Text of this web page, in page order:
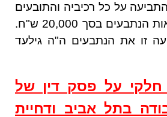
התביעה על כל רכיביה והתובעים
חויבו לשאת בהוצאות הנתבעים בסך 20,000 ש"ח.
זו את הנתבעים ה"ה גילעד
על פסק דין של
בתל אביב ודחיית